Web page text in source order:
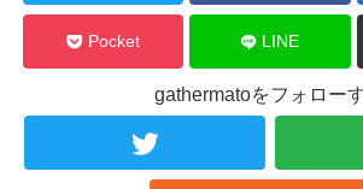
Pocket LINE
gathermatoをフォロー